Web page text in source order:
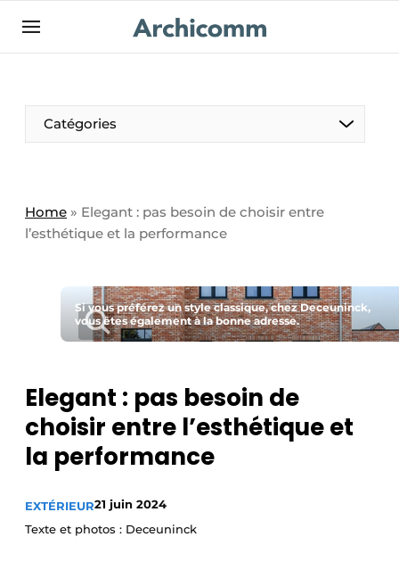
Aanmelden
Contact
Contact
Emploi
Enregistrer une offre d’emploi
Home
Meest gelezen
Podcasts
Privacy / Cookie statement
S’inscrire à l’événement
Termes et conditions
Video’s
Catégories
Home » Elegant : pas besoin de choisir entre
l’esthétique et la performance
Si vous préférez un style classique, chez Deceuninck,
vous êtes également à la bonne adresse.
Elegant : pas besoin de
choisir entre l’esthétique et
la performance
EXTÉRIEUR21 juin 2024
Texte et photos : Deceuninck